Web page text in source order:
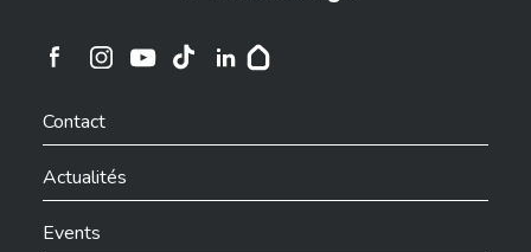
Ville de Differdange sur Instagram
Contact
Actualités
Events